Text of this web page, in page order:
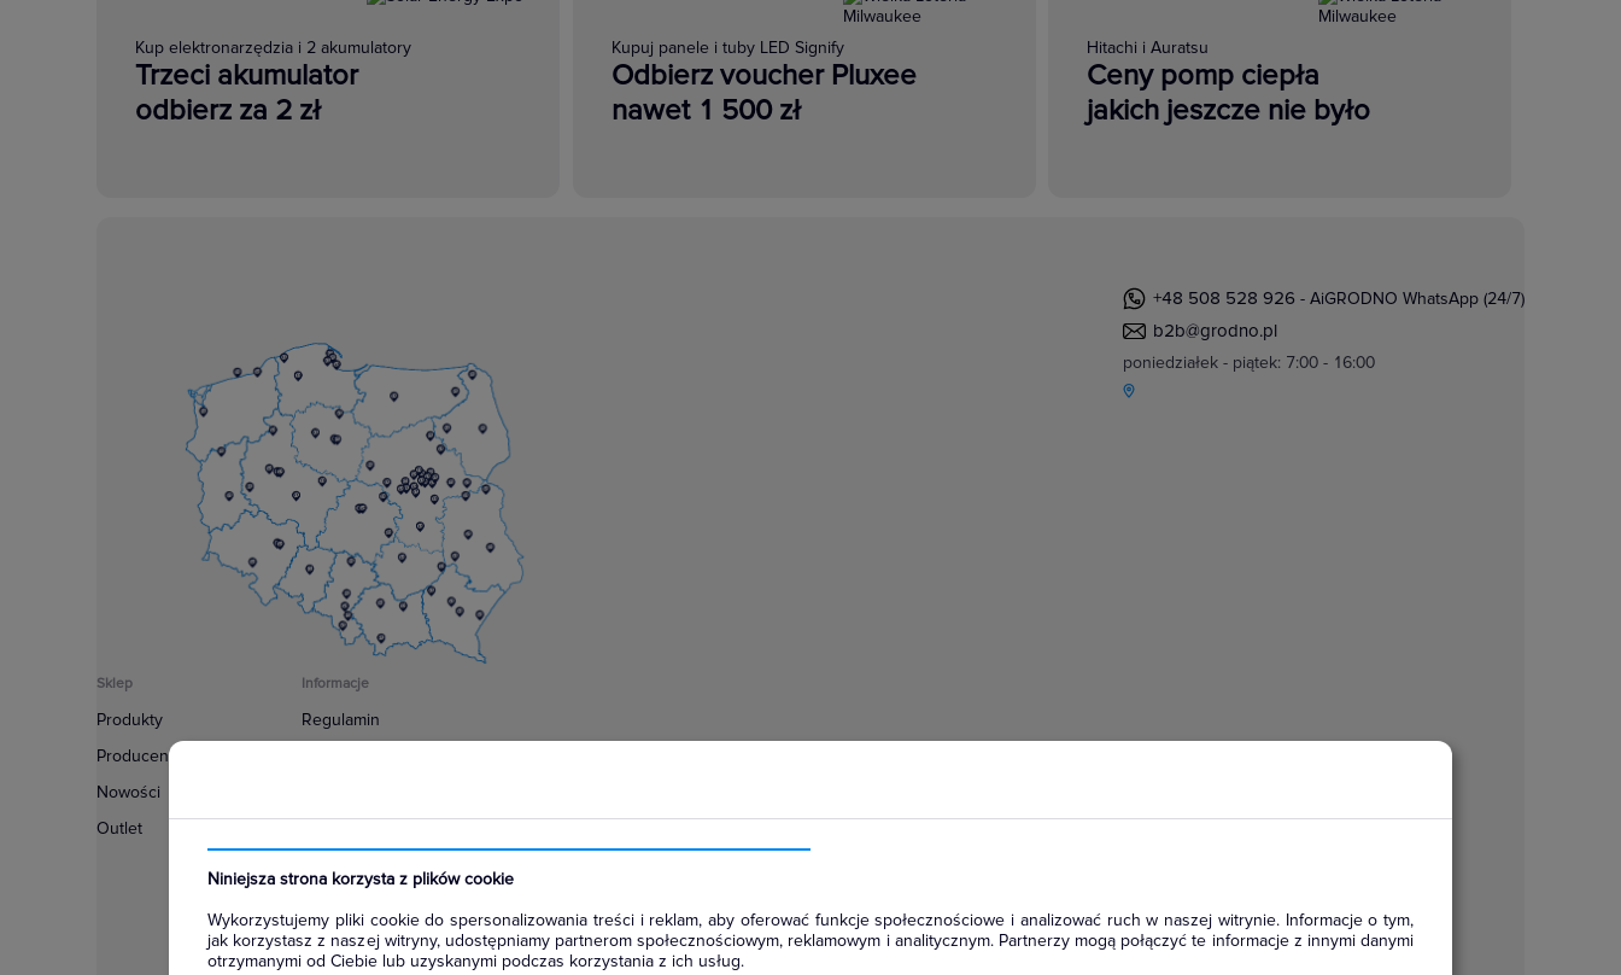
Niniejsza strona korzysta z plików cookie
Wykorzystujemy pliki cookie do spersonalizowania treści i reklam, aby oferować funkcje społecznościowe i analizować ruch w naszej witrynie. Informacje o tym,
jak korzystasz z naszej witryny, udostępniamy partnerom społecznościowym, reklamowym i analitycznym. Partnerzy mogą połączyć te informacje z innymi danymi
otrzymanymi od Ciebie lub uzyskanymi podczas korzystania z ich usług.
Kup elektronarzędzia i 2 akumulatory
Trzeci akumulator
odbierz za 2 zł
Kupuj panele i tuby LED Signify
Odbierz voucher Pluxee
nawet 1 500 zł
Hitachi i Auratsu
Ceny pomp ciepła
jakich jeszcze nie było
+48 508 528 926 - AiGRODNO WhatsApp (24/7)
b2b@grodno.pl
poniedziałek - piątek: 7:00 - 16:00
Sklep
Produkty
Producenci
Nowości
Outlet
Informacje
Regulamin
Konfiguratory